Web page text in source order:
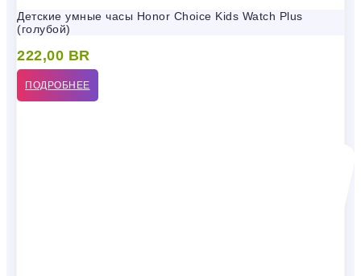
Детские умные часы Honor Choice Kids Watch Plus
(голубой)
222,00 BR
ПОДРОБНЕЕ